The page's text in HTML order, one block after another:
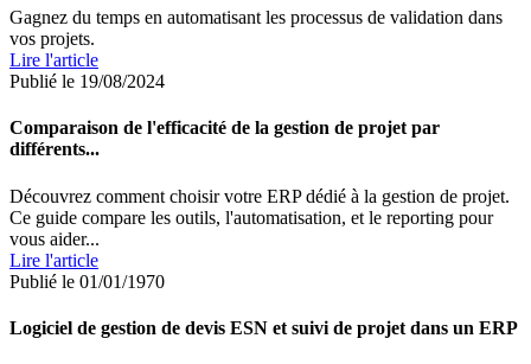
Gagnez du temps en automatisant les processus de validation dans
vos projets.
Lire l'article
Publié le 19/08/2024
Comparaison de l'efficacité de la gestion de projet par
différents...
Découvrez comment choisir votre ERP dédié à la gestion de projet.
Ce guide compare les outils, l'automatisation, et le reporting pour
vous aider...
Lire l'article
Publié le 01/01/1970
Logiciel de gestion de devis ESN et suivi de projet dans un ERP